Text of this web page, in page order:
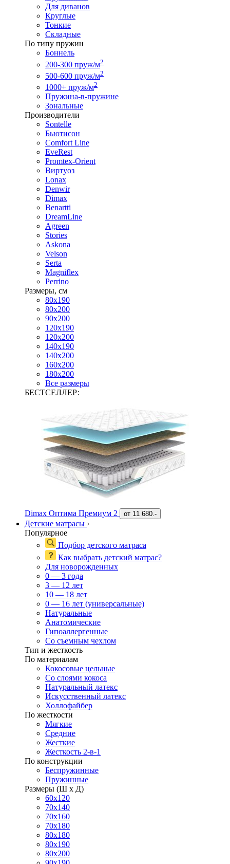
Для диванов
Круглые
Тонкие
Складные
По типу пружин
Боннель
200-300 пруж/м2
500-600 пруж/м2
1000+ пруж/м2
Пружина-в-пружине
Зональные
Производители
Sontelle
Бьютисон
Comfort Line
EveRest
Promtex-Orient
Виртуоз
Lonax
Denwir
Dimax
Benartti
DreamLine
Agreen
Stories
Askona
Velson
Serta
Magniflex
Perrino
Размеры, см
80х190
80х200
90х200
120х190
120х200
140х190
140х200
160х200
180х200
Все размеры
БЕСТСЕЛЛЕР:
Dimax Оптима Премиум 2 от 11 680.-
Детские матрасы ›
Популярное
Подбор детского матраса
Как выбрать детский матрас?
Для новорожденных
0 — 3 года
3 — 12 лет
10 — 18 лет
0 — 16 лет (универсальные)
Натуральные
Анатомические
Гипоаллергенные
Со съемным чехлом
Тип и жесткость
По материалам
Кокосовые цельные
Со слоями кокоса
Натуральный латекс
Искусственный латекс
Холлофайбер
По жесткости
Мягкие
Средние
Жесткие
Жесткость 2-в-1
По конструкции
Беспружинные
Пружинные
Размеры (Ш х Д)
60х120
70х140
70х160
70х180
80х180
80х190
80х200